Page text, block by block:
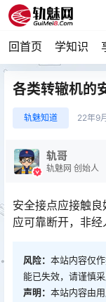
回首页 学知识
各类转辙机的
轨魅知道 22年9
轨哥
轨魅网 创始人
安全接点应接触
应可靠断开，非经
风险： 本站内容仅
能已失效，请谨慎采
声明： 本站内容由